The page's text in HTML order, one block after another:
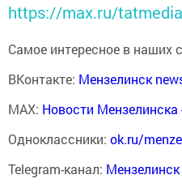
https://max.ru/tatmedia
Самое интересное в наших
ВКонтакте: Мензелинск
MAX: Новости
Одноклассники: ok.ru/
Telegram-канал: